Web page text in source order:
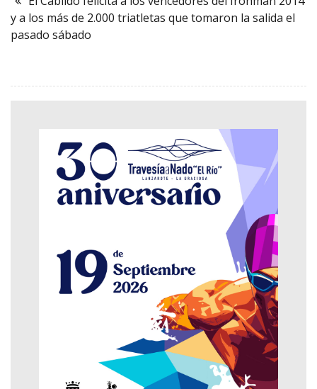
y a los más de 2.000 triatletas que tomaron la salida el
pasado sábado